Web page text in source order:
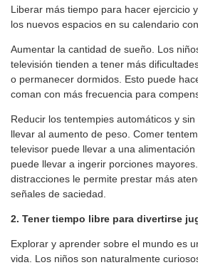
Liberar más tiempo para hacer ejercicio
los nuevos espacios en su calendario con
Aumentar la cantidad de sueño. Los
televisión tienden a tener más
o permanecer dormidos. Esto puede
coman con más frecuencia para
Reducir los tentempies automáticos y
llevar al aumento de peso. Comer
televisor puede llevar a una
puede llevar a ingerir porciones
distracciones le permite prestar más
señales de saciedad.
2. Tener tiempo libre para divertirse
Explorar y aprender sobre el mundo es
vida. Los niños son naturalmente